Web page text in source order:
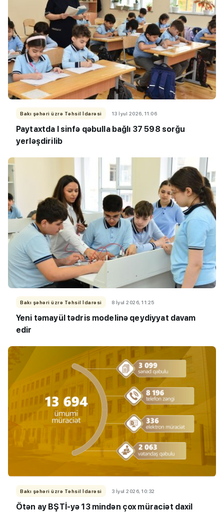
Bakı şəhəri üzrə Təhsil İdarəsi 13 İyul 2026, 11:06
Paytaxtda I sinfə qəbulla bağlı 37 598 sorğu
yerləşdirilib
Bakı şəhəri üzrə Təhsil İdarəsi 8 İyul 2026, 11:25
Yeni təmayül tədris modelinə qeydiyyat davam
edir
Bakı şəhəri üzrə Təhsil İdarəsi 3 İyul 2026, 10:32
Ötən ay BŞTİ-yə 13 mindən çox müraciət daxil